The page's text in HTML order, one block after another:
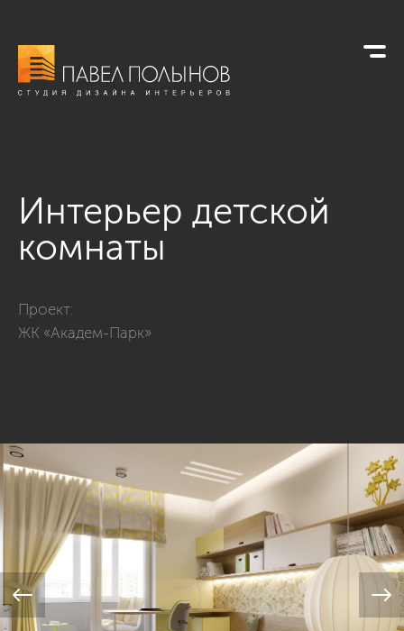
Интерьер детской
комнаты
Проект:
ЖК «Академ-Парк»